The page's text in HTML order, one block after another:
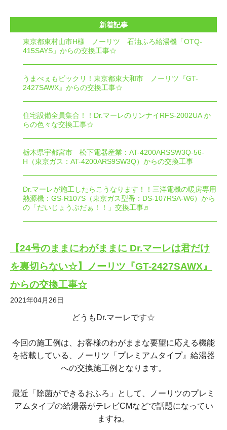
新着記事
東京都東村山市H様 ノーリツ 石油ふろ給湯機「OTQ-
415SAYS」からの交換工事☆
うまべぇもビックリ！東京都東大和市 ノーリツ『GT-
2427SAWX』からの交換工事☆
住宅設備全員集合！！Dr.マーレのリンナイRFS-2002UA か
らの色々な交換工事☆
栃木県宇都宮市 松下電器産業：AT-4200ARSSW3Q-56-
H（東京ガス：AT-4200ARS9SW3Q）からの交換工事
Dr.マーレが施工したらこうなります！！三洋電機の暖房専用
熱源機：GS-R107S（東京ガス型番：DS-107RSA-W6）から
の「だいじょうぶだぁ！！」交換工事♬
【24号のままにわがままに Dr.マーレは君だけ
を裏切らない☆】ノーリツ『GT-2427SAWX』
からの交換工事☆
2021年04月26日
どうもDr.マーレです☆
今回の施工例は、お客様のわがままな要望に応える機能
を搭載している、ノーリツ「プレミアムタイプ』給湯器
への交換施工例となります。
最近「除菌ができるおふろ」として、ノーリツのプレミ
アムタイプの給湯器がテレビCMなどで話題になってい
ますね。